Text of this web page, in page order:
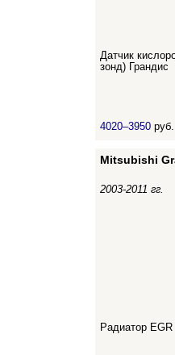
Датчик
зонд) Грандис
4020–3950 руб.
Mitsubishi
2003-2011 гг.
Радиатор EGR